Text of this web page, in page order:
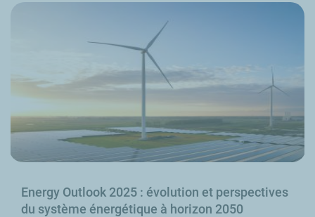
Energy Outlook 2025 : évolution et perspectives
du système énergétique à horizon 2050